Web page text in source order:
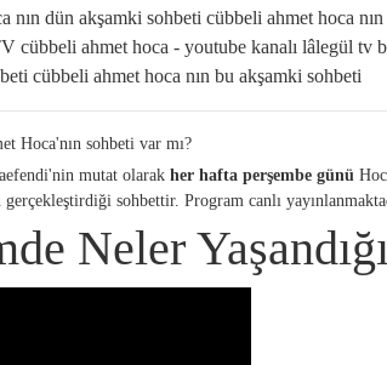
nın dün akşamki sohbeti cübbeli ahmet hoca
cübbeli ahmet hoca - youtube kanalı lâlegül tv
cübbeli ahmet hoca nın bu akşamki sohbeti
Hoca'nın sohbeti var mı?
mutat olarak her hafta perşembe günü
gerçekleştirdiği sohbettir. Program canlı
Neler